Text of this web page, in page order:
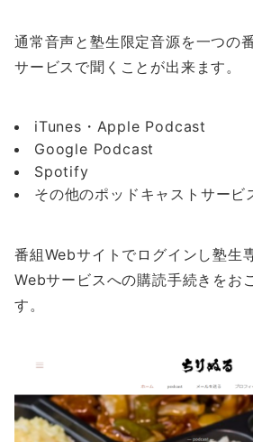
通常音声と塾生限定音源を一つの
サービスで聞くことが出来ます。
iTunes・Apple Podcast
Google Podcast
Spotify
その他のポッドキャストサービ
番組Webサイトでログインし塾生
Webサービスへの購読手続きをお
す。